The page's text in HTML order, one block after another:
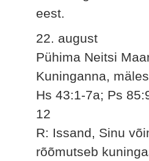
eest.
22. august
Pühima Neitsi
Kuninganna,
Hs 43:1-7a; Ps
12
R: Issand, Sinu
rõõmutseb